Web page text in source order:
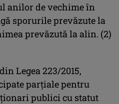
anilor de vechime în
sporurile prevăzute la
prevăzută la alin. (2)
Legea 223/2015,
parţiale pentru
publici cu statut